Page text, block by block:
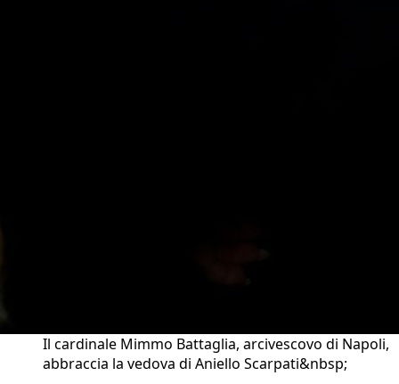
Il cardinale Mimmo Battaglia, arcivescovo di Napoli,
abbraccia la vedova di Aniello Scarpati&nbsp;